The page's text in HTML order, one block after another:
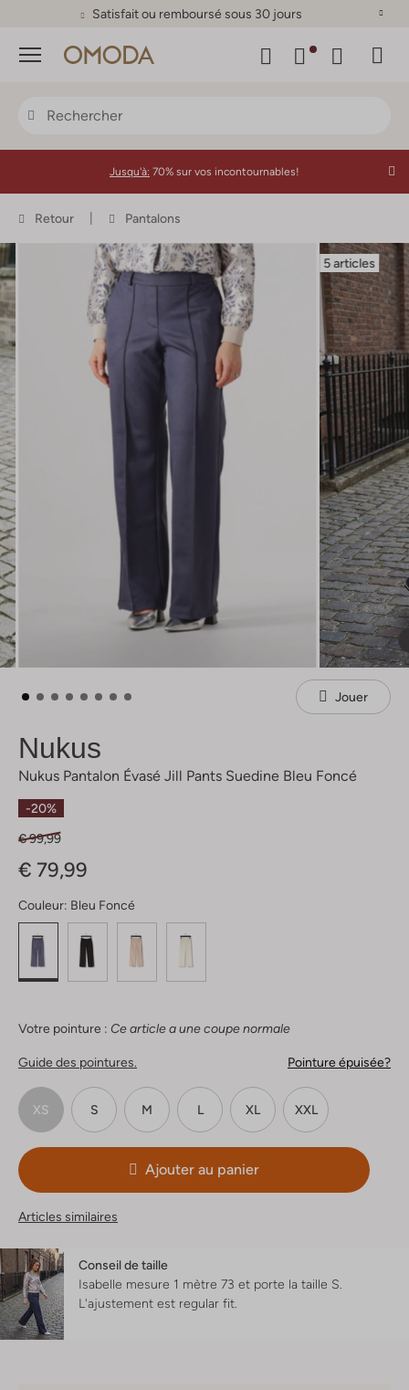
Satisfait ou remboursé sous 30 jours
Menu
Jusqu'à: 70% sur vos incontournables!
Retour Pantalons
5 articles
Jouer
Nukus
Nukus Pantalon Évasé Jill Pants Suedine Bleu Foncé
-20%
€ 99,99
€ 79,99
Couleur: Bleu Foncé
Votre pointure : Ce article a une coupe normale
Guide des pointures. Pointure épuisée?
XS S M L XL XXL
Ajouter au panier
Articles similaires
Conseil de taille
Isabelle mesure 1 mètre 73 et porte la taille S.
L'ajustement est regular fit